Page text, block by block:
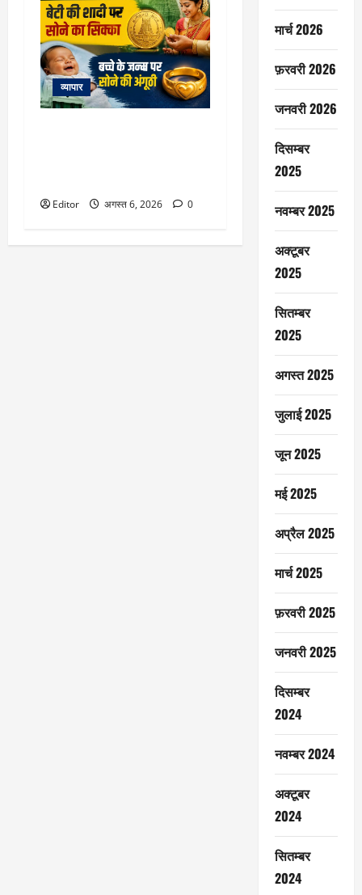
व्यापार
Editor अगस्त 6, 2026 0
मार्च 2026
फ़रवरी 2026
जनवरी 2026
दिसम्बर
2025
नवम्बर 2025
अक्टूबर
2025
सितम्बर
2025
अगस्त 2025
जुलाई 2025
जून 2025
मई 2025
अप्रैल 2025
मार्च 2025
फ़रवरी 2025
जनवरी 2025
दिसम्बर
2024
नवम्बर 2024
अक्टूबर
2024
सितम्बर
2024